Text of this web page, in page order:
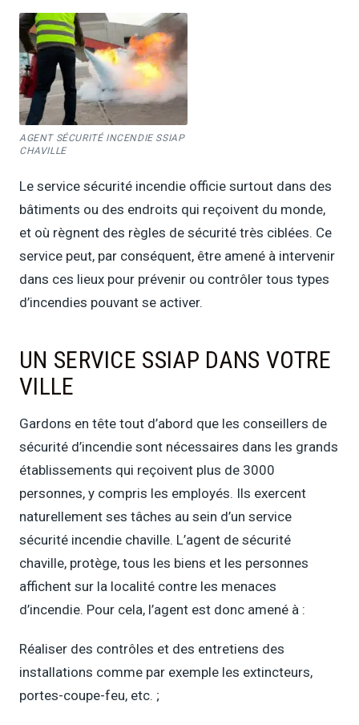
AGENT SÉCURITÉ INCENDIE SSIAP
CHAVILLE
Le service sécurité incendie officie surtout dans des
bâtiments ou des endroits qui reçoivent du monde,
et où règnent des règles de sécurité très ciblées. Ce
service peut, par conséquent, être amené à intervenir
dans ces lieux pour prévenir ou contrôler tous types
d’incendies pouvant se activer.
UN SERVICE SSIAP DANS VOTRE
VILLE
Gardons en tête tout d’abord que les conseillers de
sécurité d’incendie sont nécessaires dans les grands
établissements qui reçoivent plus de 3000
personnes, y compris les employés. Ils exercent
naturellement ses tâches au sein d’un service
sécurité incendie chaville. L’agent de sécurité
chaville, protège, tous les biens et les personnes
affichent sur la localité contre les menaces
d’incendie. Pour cela, l’agent est donc amené à :
Réaliser des contrôles et des entretiens des
installations comme par exemple les extincteurs,
portes-coupe-feu, etc. ;